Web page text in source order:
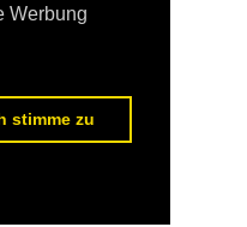
Werbung
stimme zu